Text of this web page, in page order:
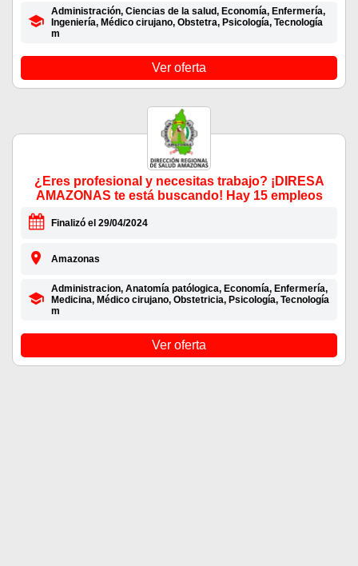
Administración, Ciencias de la salud, Economía, Enfermería,
Ingeniería, Médico cirujano, Obstetra, Psicología, Tecnología
m
Ver oferta
¿Eres profesional y necesitas trabajo? ¡DIRESA
AMAZONAS te está buscando! Hay 15 empleos
Finalizó el 29/04/2024
Amazonas
Administracion, Anatomía patólogica, Economía, Enfermería,
Medicina, Médico cirujano, Obstetricia, Psicología, Tecnología
m
Ver oferta